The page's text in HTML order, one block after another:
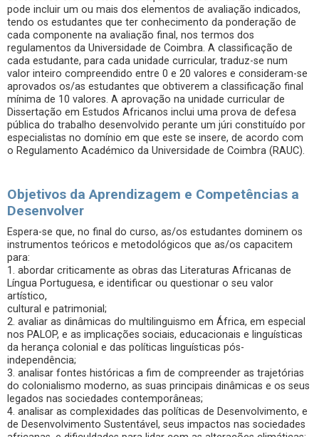
pode incluir um ou mais dos elementos de avaliação indicados,
tendo os estudantes que ter conhecimento da ponderação de
cada componente na avaliação final, nos termos dos
regulamentos da Universidade de Coimbra. A classificação de
cada estudante, para cada unidade curricular, traduz-se num
valor inteiro compreendido entre 0 e 20 valores e consideram-se
aprovados os/as estudantes que obtiverem a classificação final
mínima de 10 valores. A aprovação na unidade curricular de
Dissertação em Estudos Africanos inclui uma prova de defesa
pública do trabalho desenvolvido perante um júri constituído por
especialistas no domínio em que este se insere, de acordo com
o Regulamento Académico da Universidade de Coimbra (RAUC).
Objetivos da Aprendizagem e Competências a
Desenvolver
Espera-se que, no final do curso, as/os estudantes dominem os
instrumentos teóricos e metodológicos que as/os capacitem
para:
1. abordar criticamente as obras das Literaturas Africanas de
Língua Portuguesa, e identificar ou questionar o seu valor
artístico,
cultural e patrimonial;
2. avaliar as dinâmicas do multilinguismo em África, em especial
nos PALOP, e as implicações sociais, educacionais e linguísticas
da herança colonial e das políticas linguísticas pós-
independência;
3. analisar fontes históricas a fim de compreender as trajetórias
do colonialismo moderno, as suas principais dinâmicas e os seus
legados nas sociedades contemporâneas;
4. analisar as complexidades das políticas de Desenvolvimento, e
de Desenvolvimento Sustentável, seus impactos nas sociedades